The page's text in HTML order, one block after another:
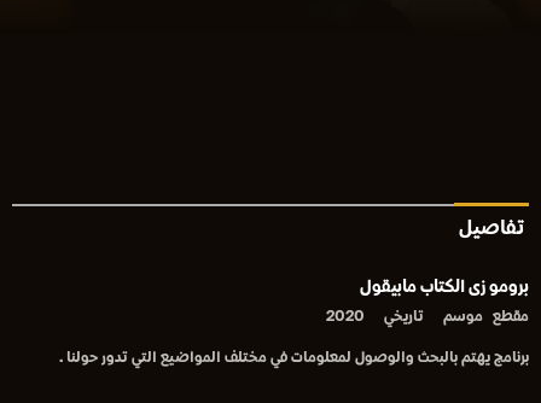
تفاصيل
برومو زى الكتاب مابيقول
مقطع موسم تاريخي 2020
برنامج يهتم بالبحث والوصول لمعلومات في مختلف المواضيع التي تدور حولنا .